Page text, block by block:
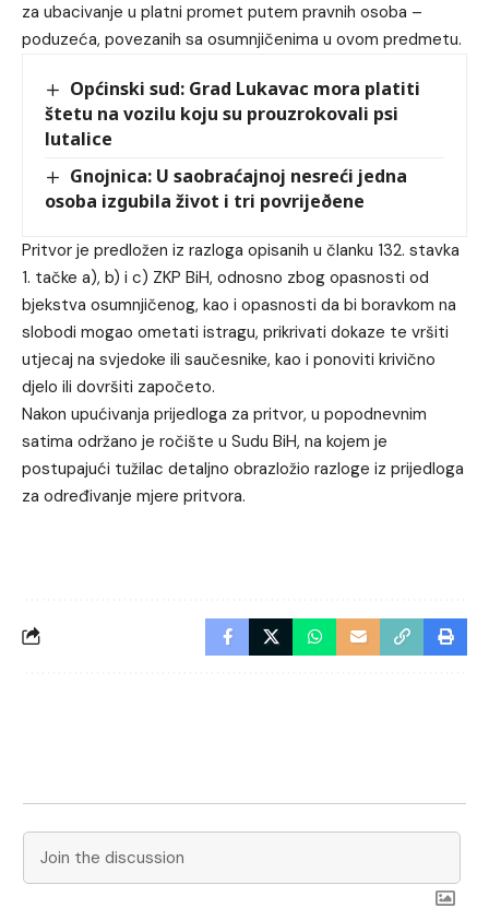
za ubacivanje u platni promet putem pravnih osoba –
poduzeća, povezanih sa osumnjičenima u ovom predmetu.
Općinski sud: Grad Lukavac mora platiti
štetu na vozilu koju su prouzrokovali psi
lutalice
Gnojnica: U saobraćajnoj nesreći jedna
osoba izgubila život i tri povrijeðene
Pritvor je predložen iz razloga opisanih u članku 132. stavka
1. tačke a), b) i c) ZKP BiH, odnosno zbog opasnosti od
bjekstva osumnjičenog, kao i opasnosti da bi boravkom na
slobodi mogao ometati istragu, prikrivati dokaze te vršiti
utjecaj na svjedoke ili saučesnike, kao i ponoviti krivično
djelo ili dovršiti započeto.
Nakon upućivanja prijedloga za pritvor, u popodnevnim
satima održano je ročište u Sudu BiH, na kojem je
postupajući tužilac detaljno obrazložio razloge iz prijedloga
za određivanje mjere pritvora.